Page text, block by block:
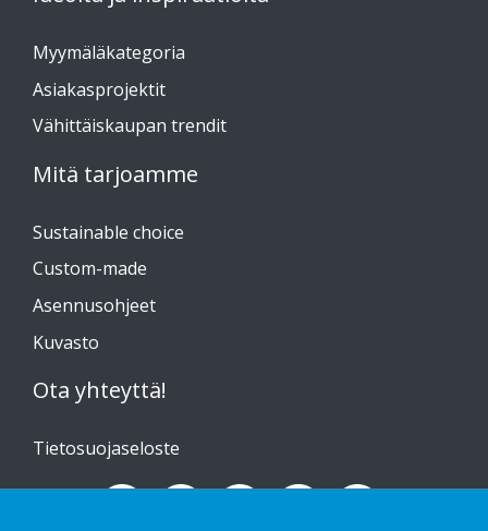
Myymäläkategoria
Asiakasprojektit
Vähittäiskaupan trendit
Mitä tarjoamme
Sustainable choice
Custom-made
Asennusohjeet
Kuvasto
Ota yhteyttä!
Tietosuojaseloste